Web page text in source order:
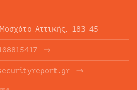
Αττικής, 183 45